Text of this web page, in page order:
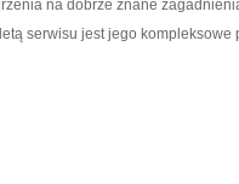
na dobrze znane
serwisu jest jego